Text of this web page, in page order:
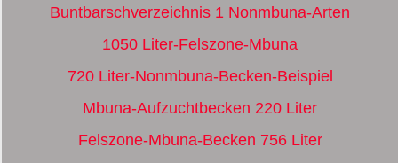
Buntbarschverzeichnis 1 Nonmbuna-Arten
1050 Liter-Felszone-Mbuna
720 Liter-Nonmbuna-Becken-Beispiel
Mbuna-Aufzuchtbecken 220 Liter
Felszone-Mbuna-Becken 756 Liter